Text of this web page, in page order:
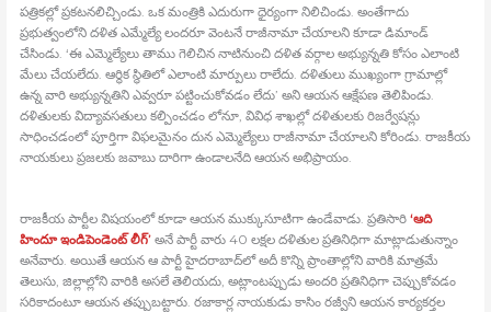
పత్రికల్లో ప్రకటనలిచ్చిండు. ఒక మంత్రికి ఎదురుగా ధైర్యంగా నిలిచిండు. అంతేగాదు
ప్రభుత్వంలోని దళిత ఎమ్మేల్యే లందరూ వెంటనే రాజీనామా చేయాలని కూడా డిమాండ్‍
చేసిండు. ‘ఈ ఎమ్మెల్యేలు తాము గెలిచిన నాటినుంచి దళిత వర్గాల అభ్యున్నతి కోసం ఎలాంటి
మేలు చేయలేదు. ఆర్థిక స్థితిలో ఎలాంటి మార్పులు రాలేదు. దళితులు ముఖ్యంగా గ్రామాల్లో
ఉన్న వారి అభ్యున్నతిని ఎవ్వరూ పట్టించుకోవడం లేదు’ అని ఆయన ఆక్షేపణ తెలిపిండు.
దళితులకు విద్యావసతులు కల్పించడం లోనూ, వివిధ శాఖల్లో దళితులకు రిజర్వేషన్లు
సాధించడంలో పూర్తిగా విఫలమైనం దున ఎమ్మెల్యేలు రాజీనామా చేయాలని కోరిండు. రాజకీయ
నాయకులు ప్రజలకు జవాబు దారిగా ఉండాలనేది ఆయన అభిప్రాయం.
రాజకీయ పార్టీల విషయంలో కూడా ఆయన ముక్కుసూటిగా ఉండేవాడు. ప్రతిసారి‘ఆది
హిందూ ఇండిపెండెంట్‍ లీగ్‍’ అనే పార్టీ వారు 40 లక్షల దళితుల ప్రతినిధిగా మాట్లాడుతున్నాం
అనేవారు. అయితే ఆయన ఆ పార్టీ హైదరాబాద్‍లో అదీ కొన్ని ప్రాంతాల్లోని వారికి మాత్రమే
తెలుసు, జిల్లాల్లోని వారికి అసలే తెలియదు, అట్లాంటప్పుడు అందరి ప్రతినిధిగా చెప్పుకోవడం
సరికాదంటూ ఆయన తప్పుబట్టారు. రజాకార్ల నాయకుడు కాసిం రజ్వీని ఆయన కార్యకర్తల